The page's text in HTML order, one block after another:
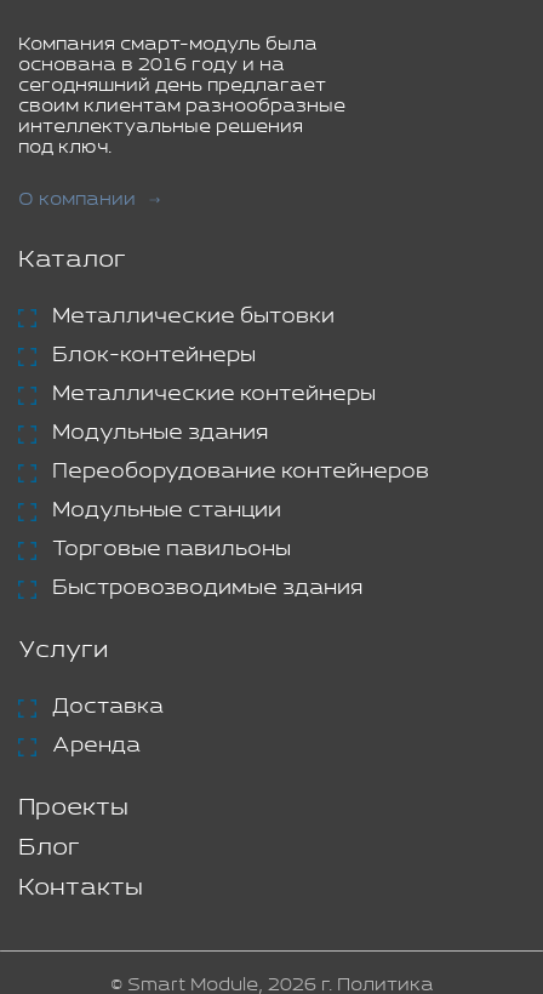
Компания смарт-модуль была
основана в 2016 году и на
сегодняшний день предлагает
своим клиентам разнообразные
интеллектуальные решения
под ключ.
О компании
Каталог
Металлические бытовки
Блок-контейнеры
Металлические контейнеры
Модульные здания
Переоборудование контейнеров
Модульные станции
Торговые павильоны
Быстровозводимые здания
Услуги
Доставка
Аренда
Проекты
Блог
Контакты
© Smart Module, 2026 г. Политика